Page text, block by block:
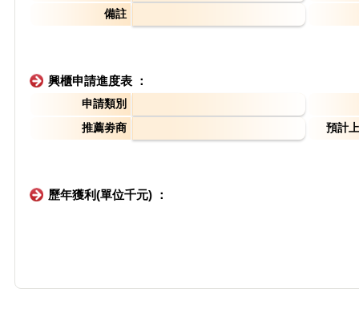
備註
興櫃申請進度表 ：
申請類別
推薦劵商
預計
歷年獲利(單位千元) ：